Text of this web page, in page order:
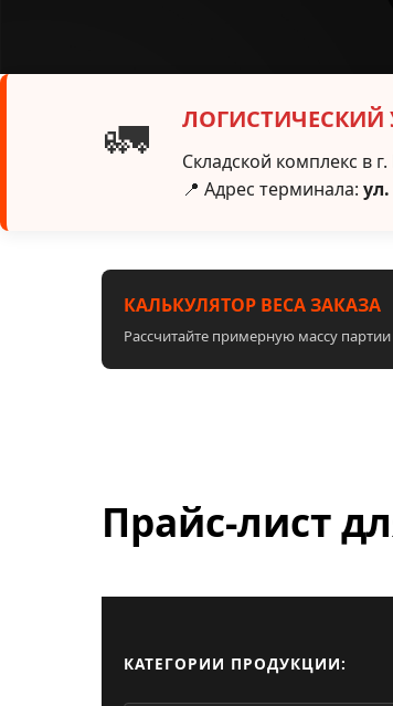
🚛 ЛОГИСТИЧЕСКИЙ
Складской комплекс в
📍 Адрес терминала:
КАЛЬКУЛЯТОР ВЕСА ЗАКАЗА
Рассчитайте примерную массу
Прайс-лист
КАТЕГОРИИ ПРОДУКЦИИ: